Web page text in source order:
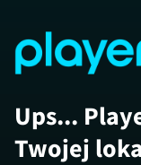
Ups...
Twojej